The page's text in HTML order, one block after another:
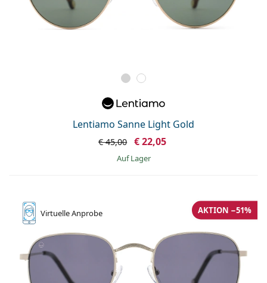
Lentiamo Sanne Light Gold
€ 45,00 € 22,05
auf Lager
VirtuelleAnprobe AKTION −51%